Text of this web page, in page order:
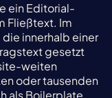
ein Editorial-
Fließtext. Im
innerhalb einer
gesetzt
weiten
oder tausenden